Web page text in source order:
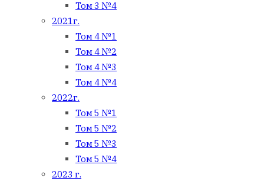
Том 3 №4
2021г.
Том 4 №1
Том 4 №2
Том 4 №3
Том 4 №4
2022г.
Том 5 №1
Том 5 №2
Том 5 №3
Том 5 №4
2023 г.